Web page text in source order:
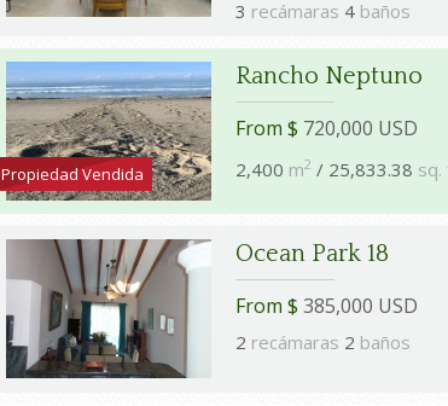
3 recámaras 4 baños
Propiedad Vendida
Rancho Neptuno
From $ 720,000 USD
2,400 m2 / 25,833.38 sq.
Ocean Park 18
From $ 385,000 USD
2 recámaras 2 baños